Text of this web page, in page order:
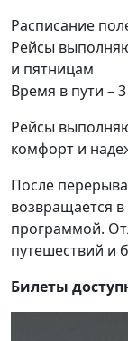
Расписание
Рейсы
и пятницам
Время в пути –
Рейсы
комфорт и
После
возвращается в
программой.
путешествий и
Билеты